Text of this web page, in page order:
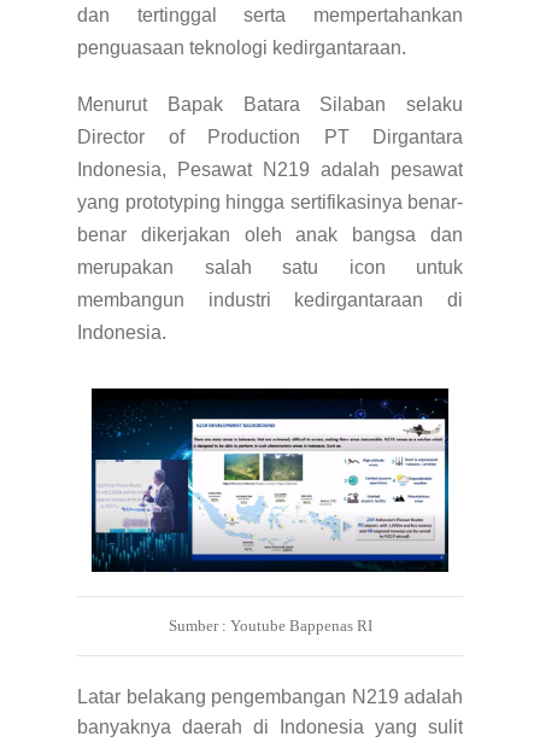
dan tertinggal serta mempertahankan
penguasaan teknologi kedirgantaraan.
Menurut Bapak Batara Silaban selaku
Director of Production PT Dirgantara
Indonesia, Pesawat N219 adalah pesawat
yang prototyping hingga sertifikasinya benar-
benar dikerjakan oleh anak bangsa dan
merupakan salah satu icon untuk
membangun industri kedirgantaraan di
Indonesia.
Sumber : Youtube Bappenas RI
Latar belakang pengembangan N219 adalah
banyaknya daerah di Indonesia yang sulit